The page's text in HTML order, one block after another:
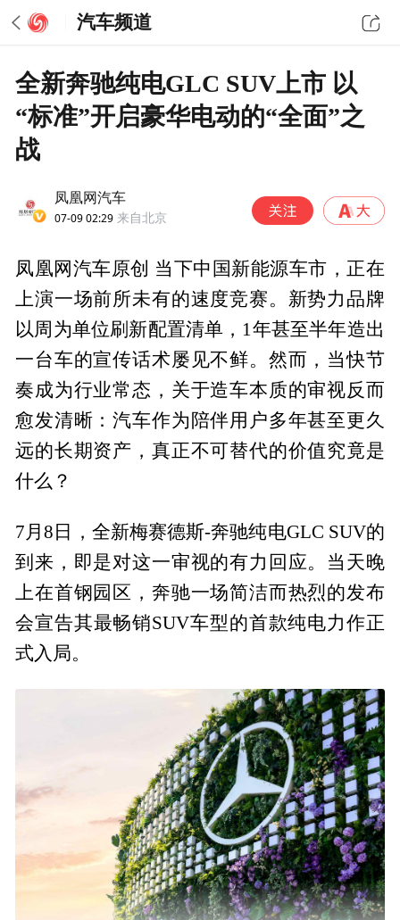
汽车频道
全新奔驰纯电GLC SUV上市 以
“标准”开启豪华电动的“全面”之
战
凤凰网汽车
07-09 02:29 来自北京
凤凰网汽车原创 当下中国新能源车市，正在
上演一场前所未有的速度竞赛。新势力品牌
以周为单位刷新配置清单，1年甚至半年造出
一台车的宣传话术屡见不鲜。然而，当快节
奏成为行业常态，关于造车本质的审视反而
愈发清晰：汽车作为陪伴用户多年甚至更久
远的长期资产，真正不可替代的价值究竟是
什么？
7月8日，全新梅赛德斯-奔驰纯电GLC SUV的
到来，即是对这一审视的有力回应。当天晚
上在首钢园区，奔驰一场简洁而热烈的发布
会宣告其最畅销SUV车型的首款纯电力作正
式入局。